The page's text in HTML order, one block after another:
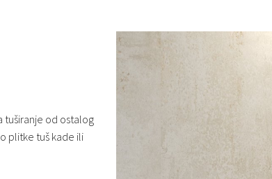
tuširanje od ostalog
plitke tuš kade ili